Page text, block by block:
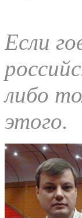
Если
либо
этого.